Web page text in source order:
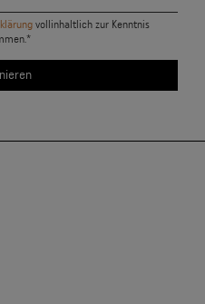
vollinhaltlich zur Kenntnis